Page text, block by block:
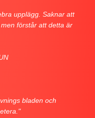
upplägg. Saknar att
förstår att detta är
bladen och